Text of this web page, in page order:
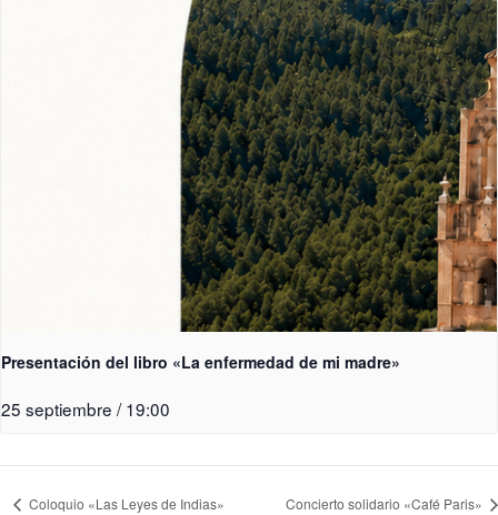
Presentación del libro «La enfermedad de mi madre»
25 septiembre / 19:00
Coloquio «Las Leyes de Indias» Concierto solidario «Café Paris»